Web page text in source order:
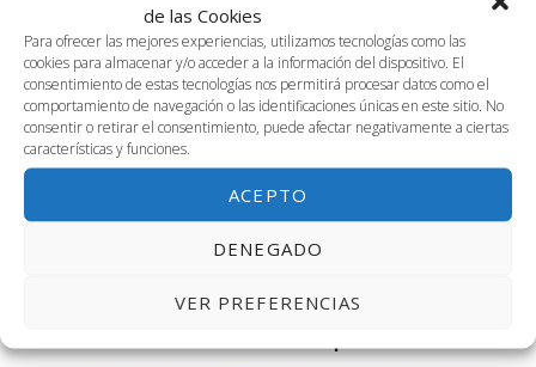
de las Cookies
Para ofrecer las mejores experiencias, utilizamos tecnologías como las
cookies para almacenar y/o acceder a la información del dispositivo. El
consentimiento de estas tecnologías nos permitirá procesar datos como el
comportamiento de navegación o las identificaciones únicas en este sitio. No
consentir o retirar el consentimiento, puede afectar negativamente a ciertas
características y funciones.
ACEPTO
DENEGADO
VER PREFERENCIAS
31 octubre, 2023 @ 1:30 pm- 3:30 pm